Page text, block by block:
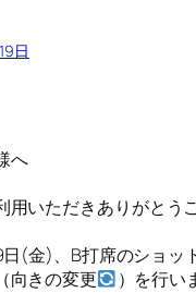
日
へ
用いただきありがとう
(金)、B打席のショッ
向きの変更
）を行い